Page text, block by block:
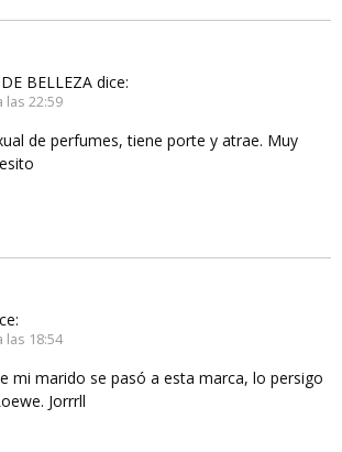
BELLEZA dice:
las 22:59
de perfumes, tiene porte y atrae. Muy
las 18:54
mi marido se pasó a esta marca, lo persigo
Jorrrll